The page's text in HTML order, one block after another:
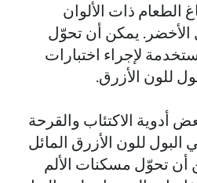
ذات الألوان
الأخضر. يمكن أن تحوّل
لإجراء اختبارات
للون الأزرق.
أدوية الاكتئاب والقرحة
البول للون الأزرق المائل
أن تحوّل مسكنات الألم